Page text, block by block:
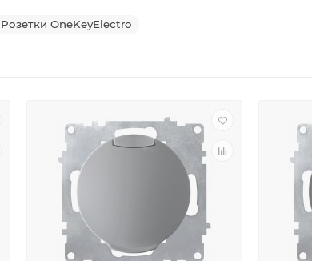
Розетки OneKeyElectro